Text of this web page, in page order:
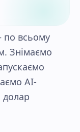
по всьому
Знімаємо
AI-